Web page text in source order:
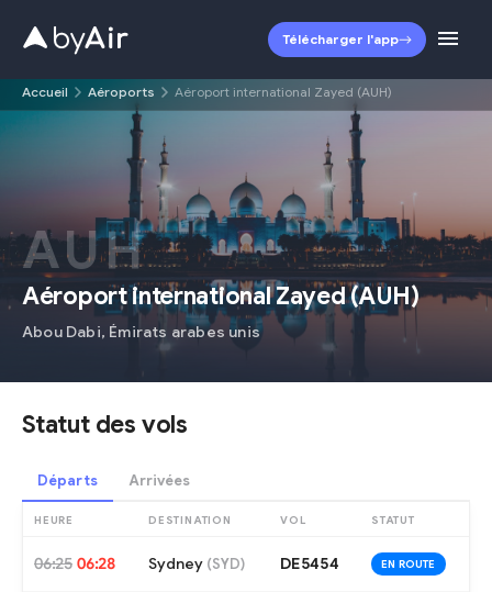
Télécharger l'app
Accueil Aéroports Aéroport international Zayed (AUH)
AUH
Aéroport international Zayed(AUH)
Abou Dabi, Émirats arabes unis
Statut des vols
Départs Arrivées
HEURE DESTINATION VOL STATUT
06:25 06:28 Sydney (SYD) DE5454 EN ROUTE